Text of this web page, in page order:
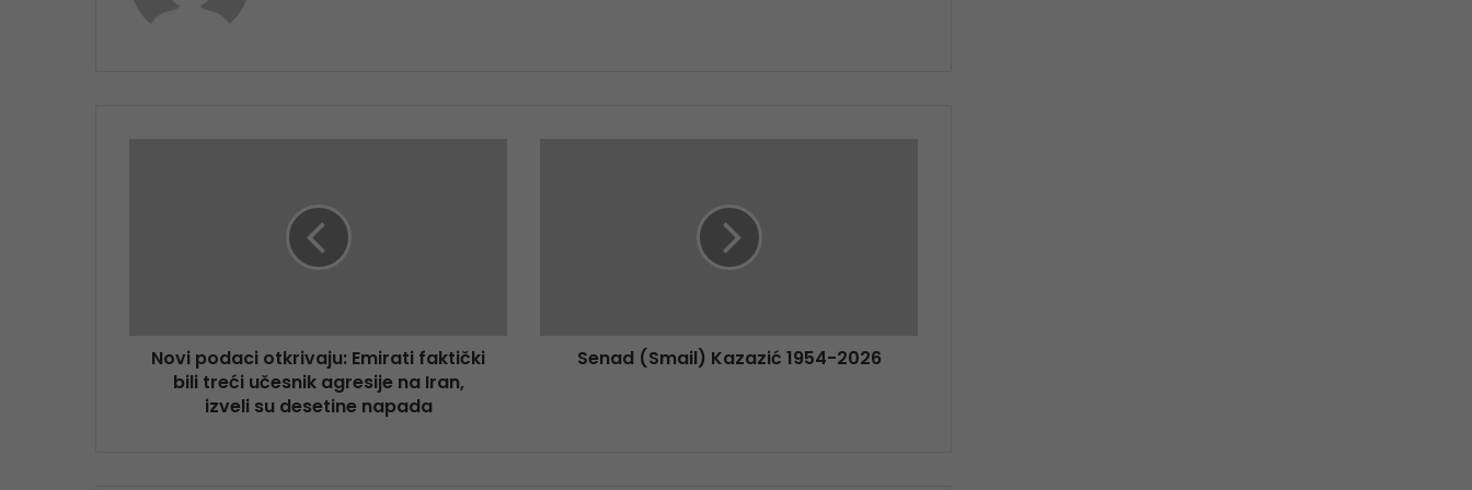
Novi podaci otkrivaju: Emirati faktički
bili treći učesnik agresije na Iran,
izveli su desetine napada
Senad (Smail) Kazazić 1954-2026